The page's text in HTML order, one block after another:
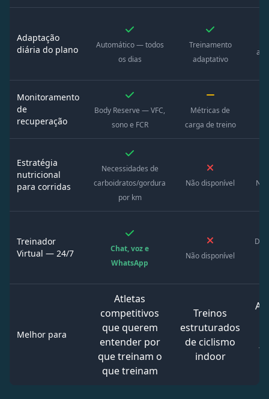
Adaptação
diária do plano
Automático — todos
os dias
Treinamento
adaptativo
Monitoramento
de
recuperação
Body Reserve — VFC,
sono e FCR
Métricas de
carga de treino
Estratégia
nutricional
para corridas
Necessidades de
carboidratos/gordura
por km
Não disponível
Treinador
Virtual — 24/7
Chat, voz e
WhatsApp
Não disponível
Melhor para
Atletas
competitivos
que querem
entender por
que treinam o
que treinam
Treinos
estruturados
de ciclismo
indoor